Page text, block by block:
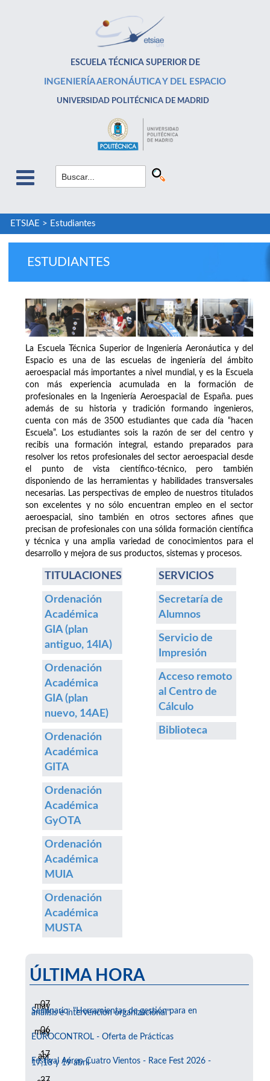
ESCUELA TÉCNICA SUPERIOR DE
INGENIERÍA AERONÁUTICA Y DEL ESPACIO
UNIVERSIDAD POLITÉCNICA DE MADRID
ETSIAE > Estudiantes
ESTUDIANTES
La Escuela Técnica Superior de Ingeniería Aeronáutica y del
Espacio es una de las escuelas de ingeniería del ámbito
aeroespacial más importantes a nivel mundial, y es la Escuela
con más experiencia acumulada en la formación de
profesionales en la Ingeniería Aeroespacial de España. pues
además de su historia y tradición formando ingenieros,
cuenta con más de 3500 estudiantes que cada día “hacen
Escuela”. Los estudiantes sois la razón de ser del centro y
recibís una formación integral, estando preparados para
resolver los retos profesionales del sector aeroespacial desde
el punto de vista científico-técnico, pero también
disponiendo de las herramientas y habilidades transversales
necesarias. Las perspectivas de empleo de nuestros titulados
son excelentes y no sólo encuentran empleo en el sector
aeroespacial, sino también en otros sectores afines que
precisan de profesionales con una sólida formación científica
y técnica y una amplia variedad de conocimientos para el
desarrollo y mejora de sus productos, sistemas y procesos.
TITULACIONES
Ordenación
Académica
GIA (plan
antiguo, 14IA)
Ordenación
Académica
GIA (plan
nuevo, 14AE)
Ordenación
Académica
GITA
Ordenación
Académica
GyOTA
Ordenación
Académica
MUIA
Ordenación
Académica
MUSTA
SERVICIOS
Secretaría de
Alumnos
Servicio de
Impresión
Acceso remoto
al Centro de
Cálculo
Biblioteca
ÚLTIMA HORA
07
may
Seminario: "Herramientas de gestión para en
análisis e intervención organizacional"
06
may
EUROCONTROL - Oferta de Prácticas
17
abr
Festival Aéreo Cuatro Vientos - Race Fest 2026 -
17,18 y 19 abril